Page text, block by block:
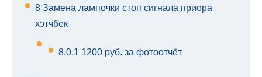
8 Замена лампочки стоп сигнала приора
хэтчбек
8.0.1 1200 руб. за фотоотчёт